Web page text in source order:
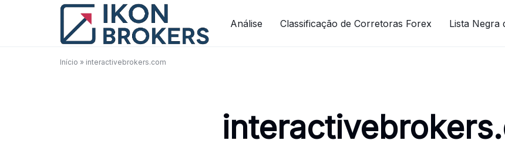
Análise Classificação de Corretoras Forex Lista Negra
Início » interactivebrokers.com